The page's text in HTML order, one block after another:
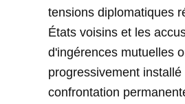
tensions diplomatiques
États voisins et les
d'ingérences mutuelles
progressivement
confrontation